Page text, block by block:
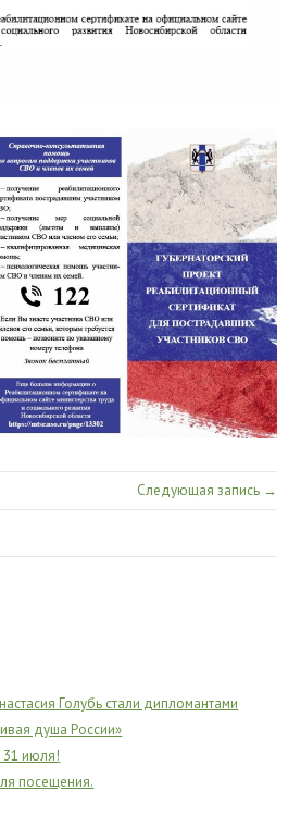
Следующая запись →
Голубь стали дипломантами
душа России»
июля!
посещения.